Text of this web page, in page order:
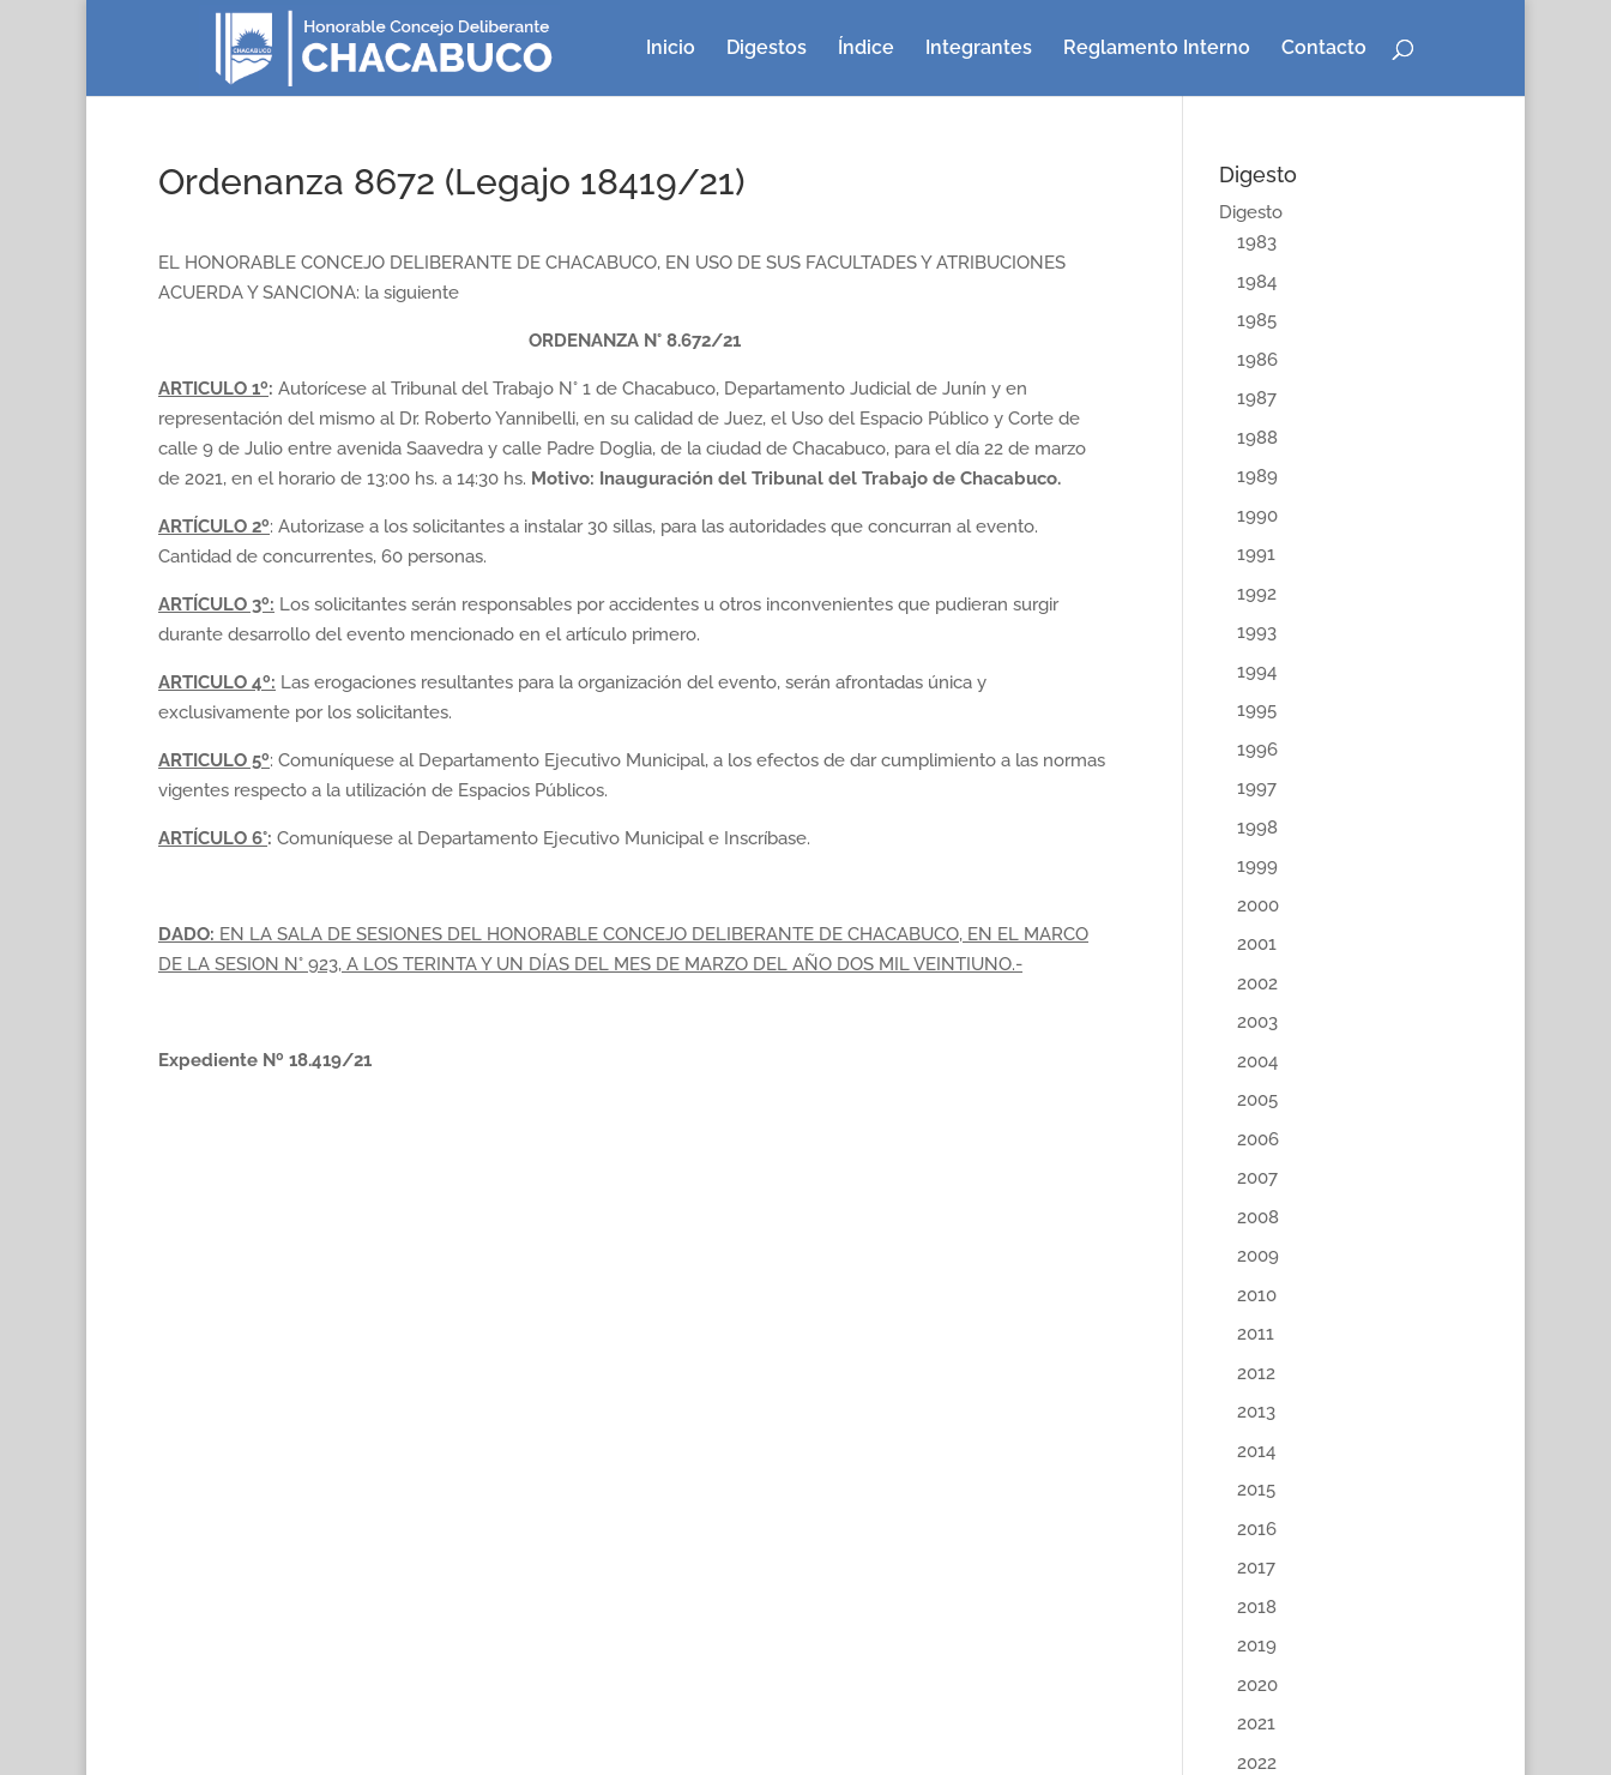
Inicio Digestos Índice Integrantes Reglamento Interno Contacto
Ordenanza 8672 (Legajo 18419/21)
EL HONORABLE CONCEJO DELIBERANTE DE CHACABUCO, EN USO DE SUS FACULTADES Y ATRIBUCIONES
ACUERDA Y SANCIONA: la siguiente
ORDENANZA N° 8.672/21
ARTICULO 1º: Autorícese al Tribunal del Trabajo N° 1 de Chacabuco, Departamento Judicial de Junín y en
representación del mismo al Dr. Roberto Yannibelli, en su calidad de Juez, el Uso del Espacio Público y Corte de
calle 9 de Julio entre avenida Saavedra y calle Padre Doglia, de la ciudad de Chacabuco, para el día 22 de marzo
de 2021, en el horario de 13:00 hs. a 14:30 hs. Motivo: Inauguración del Tribunal del Trabajo de Chacabuco.
ARTÍCULO 2º: Autorizase a los solicitantes a instalar 30 sillas, para las autoridades que concurran al evento.
Cantidad de concurrentes, 60 personas.
ARTÍCULO 3º: Los solicitantes serán responsables por accidentes u otros inconvenientes que pudieran surgir
durante desarrollo del evento mencionado en el artículo primero.
ARTICULO 4º: Las erogaciones resultantes para la organización del evento, serán afrontadas única y
exclusivamente por los solicitantes.
ARTICULO 5º: Comuníquese al Departamento Ejecutivo Municipal, a los efectos de dar cumplimiento a las normas
vigentes respecto a la utilización de Espacios Públicos.
ARTÍCULO 6°: Comuníquese al Departamento Ejecutivo Municipal e Inscríbase.
DADO: EN LA SALA DE SESIONES DEL HONORABLE CONCEJO DELIBERANTE DE CHACABUCO, EN EL MARCO
DE LA SESION N° 923, A LOS TERINTA Y UN DÍAS DEL MES DE MARZO DEL AÑO DOS MIL VEINTIUNO.-
Expediente Nº 18.419/21
Digesto
Digesto
1983
1984
1985
1986
1987
1988
1989
1990
1991
1992
1993
1994
1995
1996
1997
1998
1999
2000
2001
2002
2003
2004
2005
2006
2007
2008
2009
2010
2011
2012
2013
2014
2015
2016
2017
2018
2019
2020
2021
2022